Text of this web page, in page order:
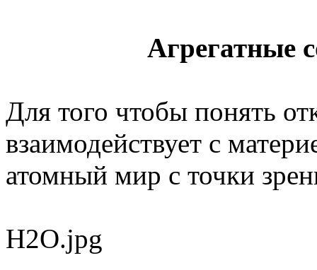
Агрегатные
Для того чтобы понять
взаимодействует с
атомный мир с точки
H2O.jpg